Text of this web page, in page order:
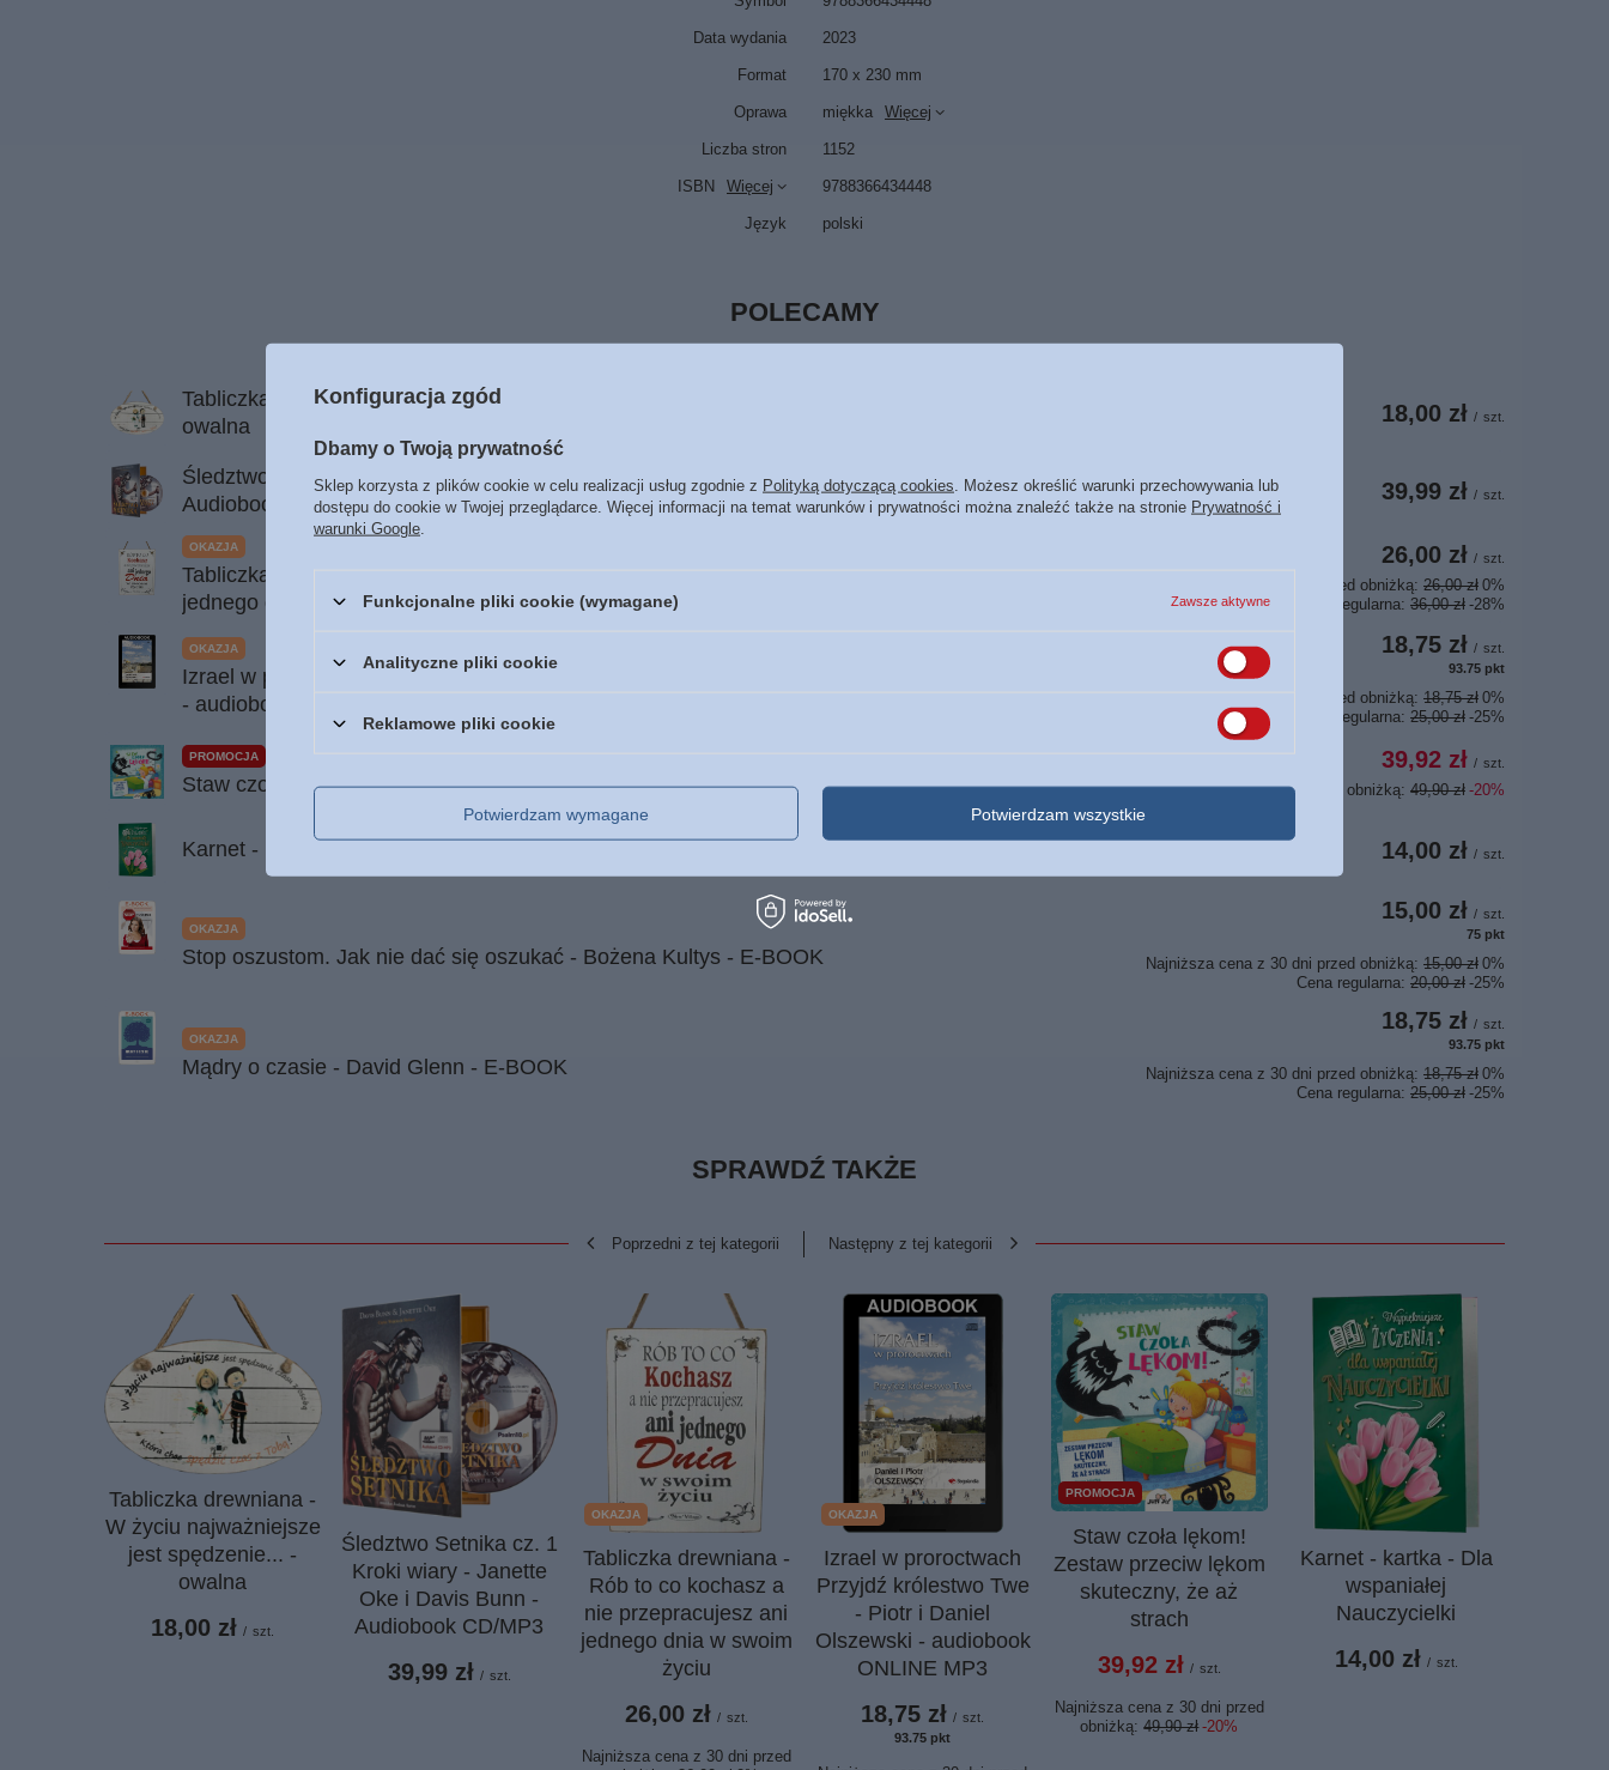
Data wydania 2023
Format 170 x 230 mm
Oprawa miękka Więcej
Liczba stron 1152
ISBN Więcej 9788366434448
Język polski
POLECAMY
Tabliczka drewniana - W życiu najważniejsze jest spędzenie... -
owalna
18,00 zł / szt.
Śledztwo Setnika cz. 1 Kroki wiary - Janette Oke i Davis Bunn -
Audiobook CD/MP3
39,99 zł / szt.
OKAZJA
Tabliczka drewniana - Rób to co kochasz a nie przepracujesz ani
jednego dnia w swoim życiu
26,00 zł / szt.
Najniższa cena z 30 dni przed obniżką: 26,00 zł 0%
Cena regularna: 36,00 zł -28%
OKAZJA
Izrael w proroctwach Przyjdź królestwo Twe - Piotr i Daniel Olszewski
- audiobook ONLINE MP3
18,75 zł / szt.
93.75 pkt
Najniższa cena z 30 dni przed obniżką: 18,75 zł 0%
Cena regularna: 25,00 zł -25%
PROMOCJA
Staw czoła lękom! Zestaw przeciw lękom skuteczny, że aż strach
39,92 zł / szt.
Najniższa cena z 30 dni przed obniżką: 49,90 zł -20%
Karnet - kartka - Dla wspaniałej Nauczycielki 14,00 zł / szt.
OKAZJA
Stop oszustom. Jak nie dać się oszukać - Bożena Kultys - E-BOOK
15,00 zł / szt.
75 pkt
Najniższa cena z 30 dni przed obniżką: 15,00 zł 0%
Cena regularna: 20,00 zł -25%
OKAZJA
Mądry o czasie - David Glenn - E-BOOK
18,75 zł / szt.
93.75 pkt
Najniższa cena z 30 dni przed obniżką: 18,75 zł 0%
Cena regularna: 25,00 zł -25%
SPRAWDŹ TAKŻE
Poprzedni z tej kategorii Następny z tej kategorii
Tabliczka drewniana -
W życiu najważniejsze
jest spędzenie... -
owalna
18,00 zł / szt.
Śledztwo Setnika cz. 1
Kroki wiary - Janette
Oke i Davis Bunn -
Audiobook CD/MP3
39,99 zł / szt.
OKAZJA
Tabliczka drewniana -
Rób to co kochasz a
nie przepracujesz ani
jednego dnia w swoim
życiu
26,00 zł / szt.
Najniższa cena z 30 dni przed
OKAZJA
Izrael w proroctwach
Przyjdź królestwo Twe
- Piotr i Daniel
Olszewski - audiobook
ONLINE MP3
18,75 zł / szt.
93.75pkt
PROMOCJA
Staw czoła lękom!
Zestaw przeciw lękom
skuteczny, że aż
strach
39,92 zł / szt.
Najniższa cena z 30 dni przed
obniżką:49,90 zł -20%
Karnet - kartka - Dla
wspaniałej
Nauczycielki
14,00 zł / szt.
Konfiguracja zgód
Dbamy o Twoją prywatność
Sklep korzysta z plików cookie w celu realizacji usług zgodnie z Polityką dotyczącą cookies . Możesz określić warunki przechowywania lub
dostępu do cookie w Twojej przeglądarce. Więcej informacji na temat warunków i prywatności można znaleźć także na stronie Prywatność i
warunki Google
Funkcjonalne pliki cookie (wymagane) Zawsze aktywne
Analityczne pliki cookie
Reklamowe pliki cookie
Potwierdzam wymagane Potwierdzam wszystkie